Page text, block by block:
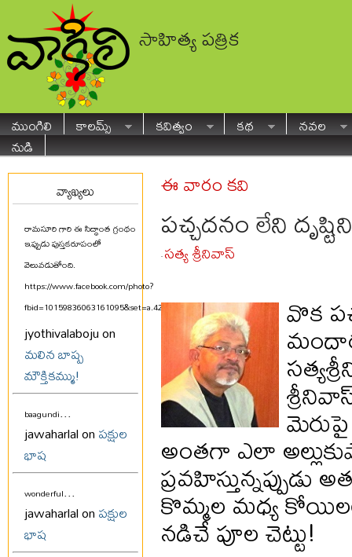
సాహిత్య పత్రిక
ముంగిలి కాలమ్స్ కవిత్వం కథ
నవల
నుడి
వ్యాఖ్యలు
రామసూరి గారి ఈ సిద్ధాంత గ్రంథం
ఇప్పుడు పుస్తకరూపంలో
వెలువడుతోంది.
https://www.facebook.com/photo?
fbid=10159836063161095&set=a.425580711094...
jyothivalaboju on
మలిన బాష్ప
మౌక్తికమ్ము!
baagundi...
jawaharlal onపక్షుల
భాష
wonderful...
jawaharlal onపక్షుల
భాష
ఈ వారం కవి
పచ్చదనం లేని
- సత్య శ్రీనివాస్
వొక
అంతగా ఎలా
కొమ్మల మధ్య
నడిచే పూల చెట్టు!